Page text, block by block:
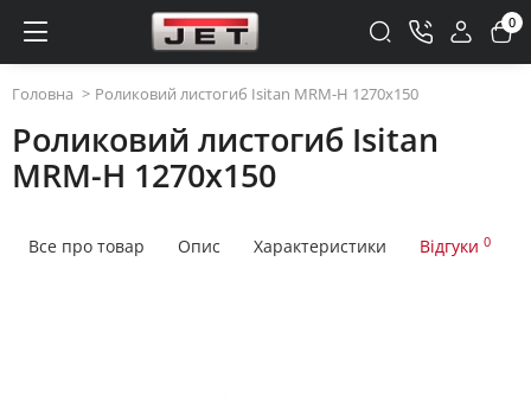
0
Головна Роликовий листогиб Isitan MRM-H 1270x150
Роликовий листогиб Isitan
MRM-H 1270x150
Все про товар Опис Характеристики Відгуки 0